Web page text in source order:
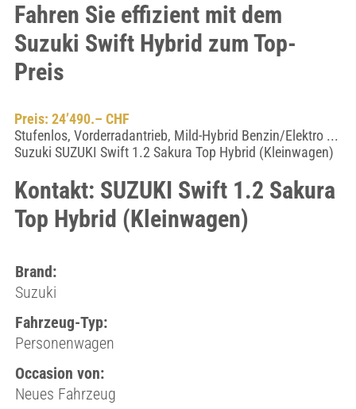
Fahren Sie effizient mit dem
Suzuki Swift Hybrid zum Top-
Preis
Preis: 24’490.– CHF
Stufenlos, Vorderradantrieb, Mild-Hybrid Benzin/Elektro ...
Suzuki SUZUKI Swift 1.2 Sakura Top Hybrid (Kleinwagen)
Kontakt: SUZUKI Swift 1.2 Sakura
Top Hybrid (Kleinwagen)
Brand:
Suzuki
Fahrzeug-Typ:
Personenwagen
Occasion von:
Neues Fahrzeug